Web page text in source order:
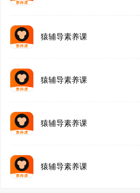
软件特色
1、全国素养
●新课标素养
●打造行业家
●业内率先推
猿辅导素养课
猿辅导素养课
猿辅导素养课
猿辅导素养课